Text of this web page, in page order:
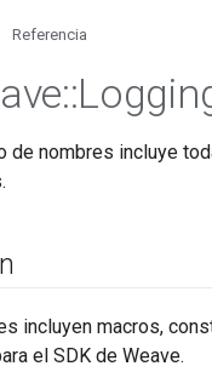
Referencia
::
de nombres incluye
incluyen macros,
el SDK de Weave.